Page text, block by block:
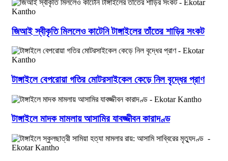
জিআই স্বীকৃতি মিললেও কাটেনি টাঙ্গাইলের তাঁতের শাড়ির সংকট
টাঙ্গাইলে বেপরোয়া গতির মোটরসাইকেল কেড়ে নিল বৃদ্ধের প্রাণ
টাঙ্গাইলে মাদক মামলায় আসামির যাবজ্জীবন কারাদণ্ড